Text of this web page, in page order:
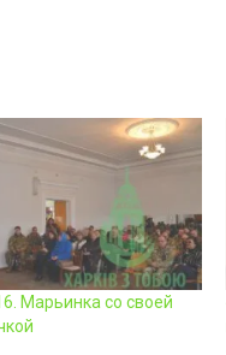
Марьинка со своей